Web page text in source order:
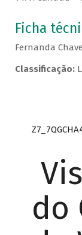
Ficha
Fernanda
Classificação:
do